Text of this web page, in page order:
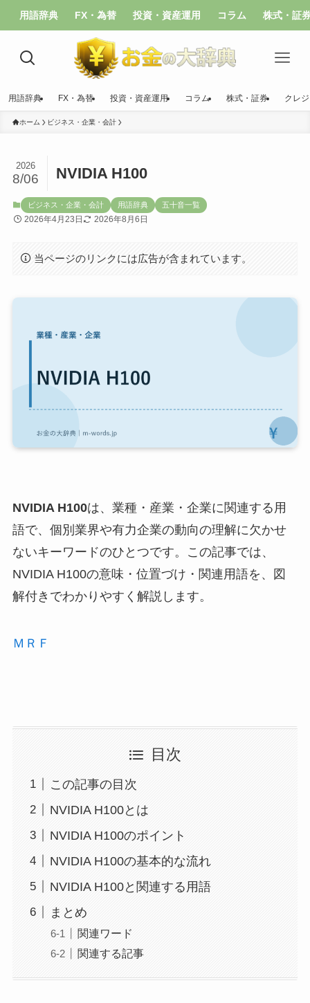
用語辞典 FX・為替 投資・資産運用 コラム 株式・証
用語辞典 FX・為替 投資・資産運用 コラム 株式・証券 クレ
ホーム ビジネス・企業・会計
NVIDIA H100
2026
8/06
ビジネス・企業・会計 用語辞典 五十音一覧
2026年4月23日 2026年8月6日
当ページのリンクには広告が含まれています。
NVIDIA H100は、業種・産業・企業に関連する用
語で、個別業界や有力企業の動向の理解に欠かせ
ないキーワードのひとつです。この記事では、
NVIDIA H100の意味・位置づけ・関連用語を、図
解付きでわかりやすく解説します。
ＭＲＦ
目次
この記事の目次
NVIDIA H100とは
NVIDIA H100のポイント
NVIDIA H100の基本的な流れ
NVIDIA H100と関連する用語
まとめ
関連ワード
関連する記事